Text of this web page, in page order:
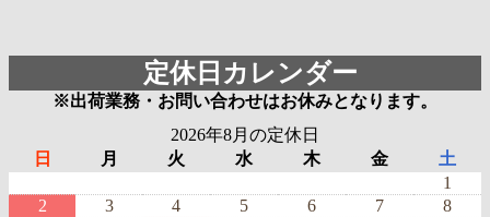
定休日カレンダー
※出荷業務・お問い合わせはお休みとなります。
2026年8月の定休日
日
月 火 水 木 金
土
1
2
3 4 5 6 7
8